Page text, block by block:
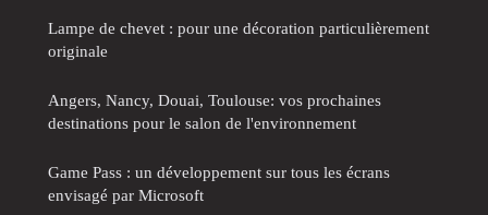
Lampe de chevet : pour une décoration particulièrement
originale
Angers, Nancy, Douai, Toulouse: vos prochaines
destinations pour le salon de l'environnement
Game Pass : un développement sur tous les écrans
envisagé par Microsoft